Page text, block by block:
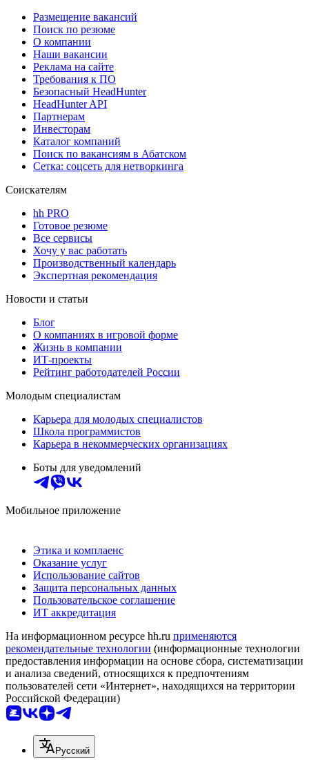
Размещение вакансий
Поиск по резюме
О компании
Наши вакансии
Реклама на сайте
Требования к ПО
Безопасный HeadHunter
HeadHunter API
Партнерам
Инвесторам
Каталог компаний
Поиск по вакансиям в Абатском
Сетка: соцсеть для нетворкинга
Соискателям
hh PRO
Готовое резюме
Все сервисы
Хочу у вас работать
Производственный календарь
Экспертная рекомендация
Новости и статьи
Блог
О компаниях в игровой форме
Жизнь в компании
ИТ-проекты
Рейтинг работодателей России
Молодым специалистам
Карьера для молодых специалистов
Школа программистов
Карьера в некоммерческих организациях
Боты для уведомлений
Мобильное приложение
Этика и комплаенс
Оказание услуг
Использование сайтов
Защита персональных данных
Пользовательское соглашение
ИТ аккредитация
На информационном ресурсе hh.ru применяются
рекомендательные технологии (информационные технологии
предоставления информации на основе сбора, систематизации
и анализа сведений, относящихся к предпочтениям
пользователей сети «Интернет», находящихся на территории
Российской Федерации)
Русский